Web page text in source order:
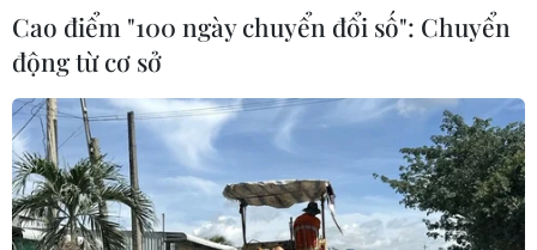
#Tổng thống Pháp
#Emmanuel Macron
#Cải cách lương hưu
Pháp
Cao điểm "100 ngày chuyển đổi số": Chuyển
động từ cơ sở